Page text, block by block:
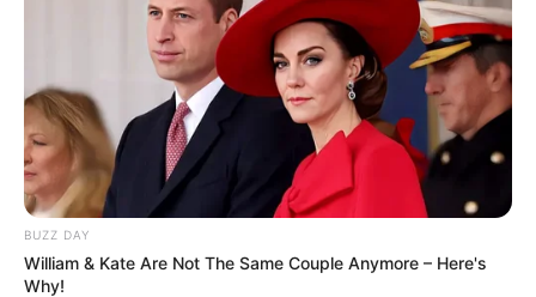
Fail! 10 Potret Makanan Gagal
Dimasak yang Bikin Kamu
Nggak Selera
BUZZ DAY
William & Kate Are Not The Same Couple Anymore – Here's
Why!